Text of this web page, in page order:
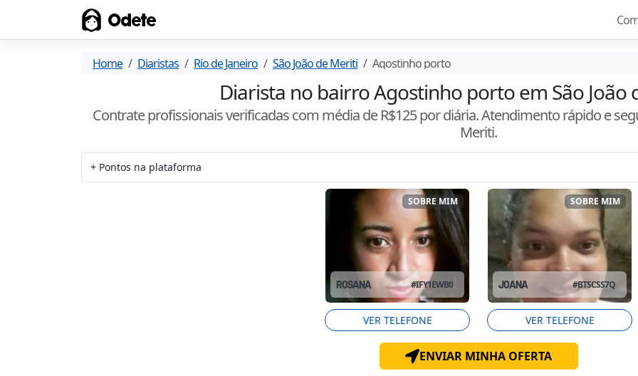
Odete
Home Diaristas Rio de Janeiro São João de Meriti Agostinho porto
Diarista no bairro Agostinho porto em São João
Contrate profissionais verificadas com média de R$125por diária. Atendimentorápido e
Meriti.
SOBRE MIM
ROSANA #IFY1EWB0
VER TELEFONE
SOBRE MIM
JOANA #BTSCSS7Q
VER TELEFONE
ENVIAR MINHA OFERTA